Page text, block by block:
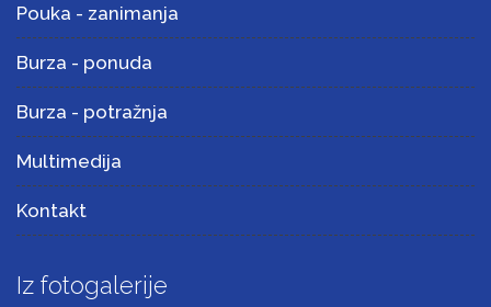
Pouka - zanimanja
Burza - ponuda
Burza - potražnja
Multimedija
Kontakt
Iz fotogalerije